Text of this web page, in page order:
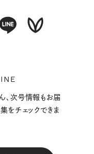
、次号情報もお届
をチェックできま